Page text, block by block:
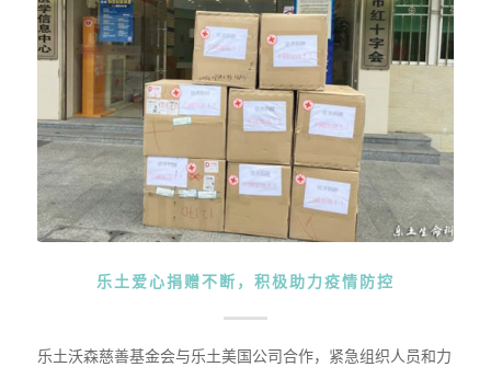
乐土爱心捐赠不断，积极助力疫情防控
乐土沃森慈善基金会与乐土美国公司合作，紧急组织人员和力